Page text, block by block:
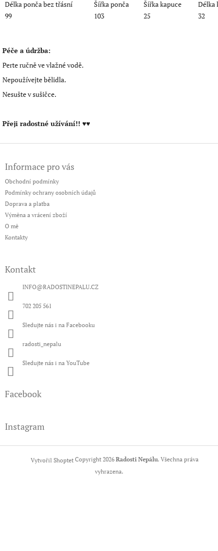
Délka ponča bez třásní
Šířka ponča Šířka kapuce
Délka
99
103 25 32
Péče a údržba:
Perte ručně ve vlažné vodě.
Nepoužívejte bělidla.
Nesušte v sušičce.
Přeji radostné užívání!! ♥♥
Informace pro vás
Obchodní podmínky
Podmínky ochrany osobních údajů
Doprava a platba
Výměna a vrácení zboží
O mě
Kontakty
Kontakt
INFO@RADOSTINEPALU.CZ
702 205 561
Sledujte nás i na Facebooku
radosti_nepalu
Sledujte nás i na YouTube
Facebook
Instagram
Vytvořil Shoptet Copyright 2026 Radosti Nepálu. Všechna práva
vyhrazena.